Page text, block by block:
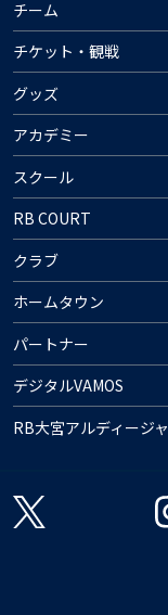
チーム
チケット・観戦
グッズ
アカデミー
スクール
RB COURT
クラブ
ホームタウン
パートナー
デジタルVAMOS
RB大宮アルディージャ